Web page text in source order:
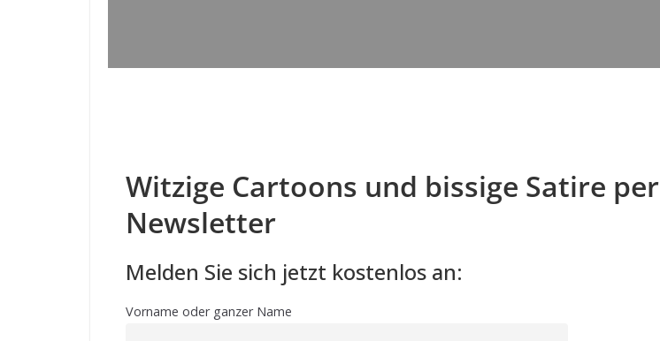
Witzige Cartoons und bissige Satire per
Newsletter
Melden Sie sich jetzt kostenlos an:
Vorname oder ganzer Name